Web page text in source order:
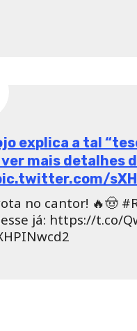
a gerar discussão.
só do branco pro
você não sabe das